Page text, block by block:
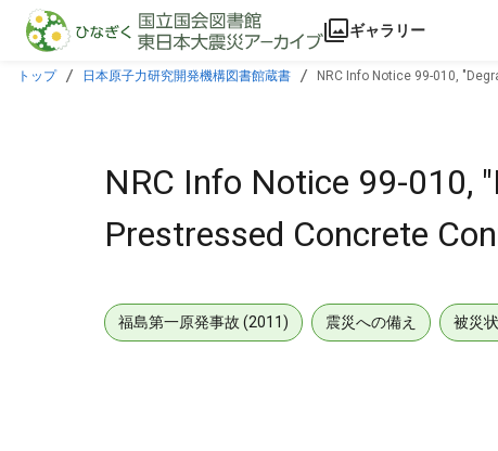
本文に飛ぶ
ギャラリー
トップ 日本原子力研究開発機構図書館蔵書 NRC Info Notice 99-010,
NRC Info Notice 99-010,
Prestressed Concrete
福島第一原発事故 (2011) 震災への備え 被災